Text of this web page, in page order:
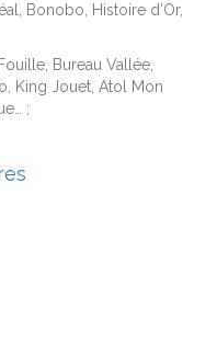
Bonobo, Histoire d’Or,
Bureau Vallée,
King Jouet, Atol Mon
;